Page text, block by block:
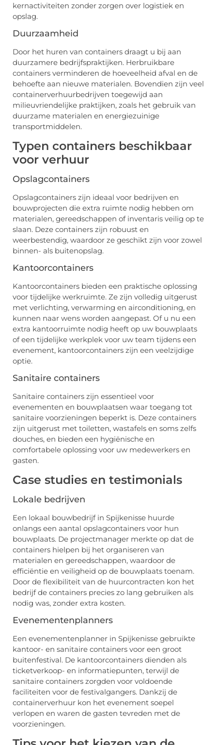
kernactiviteiten zonder zorgen over logistiek en
opslag.
Duurzaamheid
Door het huren van containers draagt u bij aan
duurzamere bedrijfspraktijken. Herbruikbare
containers verminderen de hoeveelheid afval en de
behoefte aan nieuwe materialen. Bovendien zijn veel
containerverhuurbedrijven toegewijd aan
milieuvriendelijke praktijken, zoals het gebruik van
duurzame materialen en energiezuinige
transportmiddelen.
Typen containers beschikbaar
voor verhuur
Opslagcontainers
Opslagcontainers zijn ideaal voor bedrijven en
bouwprojecten die extra ruimte nodig hebben om
materialen, gereedschappen of inventaris veilig op te
slaan. Deze containers zijn robuust en
weerbestendig, waardoor ze geschikt zijn voor zowel
binnen- als buitenopslag.
Kantoorcontainers
Kantoorcontainers bieden een praktische oplossing
voor tijdelijke werkruimte. Ze zijn volledig uitgerust
met verlichting, verwarming en airconditioning, en
kunnen naar wens worden aangepast. Of u nu een
extra kantoorruimte nodig heeft op uw bouwplaats
of een tijdelijke werkplek voor uw team tijdens een
evenement, kantoorcontainers zijn een veelzijdige
optie.
Sanitaire containers
Sanitaire containers zijn essentieel voor
evenementen en bouwplaatsen waar toegang tot
sanitaire voorzieningen beperkt is. Deze containers
zijn uitgerust met toiletten, wastafels en soms zelfs
douches, en bieden een hygiënische en
comfortabele oplossing voor uw medewerkers en
gasten.
Case studies en testimonials
Lokale bedrijven
Een lokaal bouwbedrijf in Spijkenisse huurde
onlangs een aantal opslagcontainers voor hun
bouwplaats. De projectmanager merkte op dat de
containers hielpen bij het organiseren van
materialen en gereedschappen, waardoor de
efficiëntie en veiligheid op de bouwplaats toenam.
Door de flexibiliteit van de huurcontracten kon het
bedrijf de containers precies zo lang gebruiken als
nodig was, zonder extra kosten.
Evenementenplanners
Een evenementenplanner in Spijkenisse gebruikte
kantoor- en sanitaire containers voor een groot
buitenfestival. De kantoorcontainers dienden als
ticketverkoop- en informatiepunten, terwijl de
sanitaire containers zorgden voor voldoende
faciliteiten voor de festivalgangers. Dankzij de
containerverhuur kon het evenement soepel
verlopen en waren de gasten tevreden met de
voorzieningen.